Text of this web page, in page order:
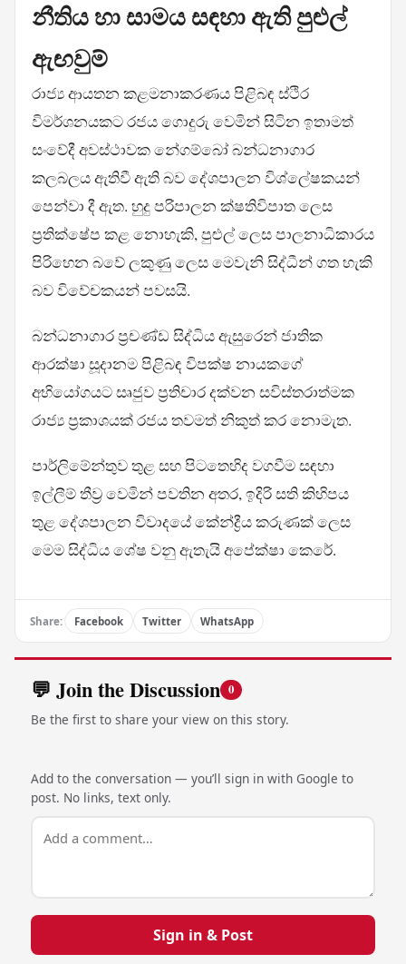
නීතිය හා සාමය සඳහා ඇති පුළුල්
ඇඟවුම්
රාජ්‍ය ආයතන කළමනාකරණය පිළිබඳ ස්ථිර
විමර්ශනයකට රජය ගොදුරු වෙමින් සිටින ඉතාමත්
සංවේදී අවස්ථාවක නේගම්බෝ බන්ධනාගාර
කලබලය ඇතිවී ඇති බව දේශපාලන විශ්ලේෂකයන්
පෙන්වා දී ඇත. හුදු පරිපාලන ක්ෂතිවිපාත ලෙස
ප්‍රතික්ෂේප කළ නොහැකි, පුළුල් ලෙස පාලනාධිකාරය
පිරිහෙන බවේ ලකුණු ලෙස මෙවැනි සිද්ධීන් ගත හැකි
බව විවේචකයන් පවසයි.
බන්ධනාගාර ප්‍රචණ්ඩ සිද්ධිය ඇසුරෙන් ජාතික
ආරක්ෂා සූදානම පිළිබඳ විපක්ෂ නායකගේ
අභියෝගයට සෘජුව ප්‍රතිචාර දක්වන සවිස්තරාත්මක
රාජ්‍ය ප්‍රකාශයක් රජය තවමත් නිකුත් කර නොමැත.
පාර්ලිමේන්තුව තුළ සහ පිටතෙහිද වගවීම සඳහා
ඉල්ලීම් තීව්‍ර වෙමින් පවතින අතර, ඉදිරි සති කිහිපය
තුළ දේශපාලන විවාදයේ කේන්ද්‍රීය කරුණක් ලෙස
මෙම සිද්ධිය ශේෂ වනු ඇතැයි අපේක්ෂා කෙරේ.
Share: Facebook Twitter WhatsApp
💬 Join the Discussion 0
Be the first to share your view on this story.
Add to the conversation — you’ll sign in with Google to
post. No links, text only.
Sign in & Post